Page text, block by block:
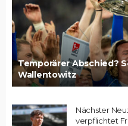
Temporärer Abschied?
Wallentowitz
Nächster
verpflichtet